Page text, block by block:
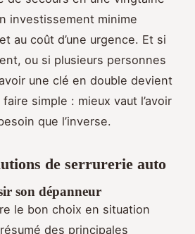
investissement minime
au coût d’une urgence. Et si
ou si plusieurs personnes
une clé en double devient
simple : mieux vaut l’avoir
que l’inverse.
de serrurerie auto
son dépanneur
le bon choix en situation
des principales